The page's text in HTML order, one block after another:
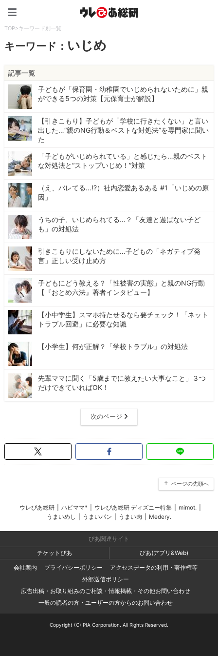
TOP>キーワード別一覧
キーワード： いじめ
記事一覧
子どもが「保育園・幼稚園でいじめられないために」親
ができる5つの対策【元保育士が解説】
【引きこもり】子どもが「学校に行きたくない」と言い
出した…“親のNG行動＆ベストな対処法”を専門家に聞い
た
「子どもがいじめられている」と感じたら…親のベスト
な対処法と“ストップいじめ！”対策
（え、バレてる…!?）社内恋愛あるある #1「いじめの原
因」
うちの子、いじめられてる…？「友達と遊ばない子ど
も」の対処法
引きこもりにしないために…子どもの「ネガティブ発
言」正しい受け止め方
子どもにどう教える？「性被害の実態」と親のNG行動
【『おとめ六法』著者インタビュー】
【小中学生】スマホ持たせるなら要チェック！「ネット
トラブル回避」に必要な知識
【小学生】何が正解？「学校トラブル」の対処法
先輩ママに聞く「5歳までに教えたい大事なこと」３つ
だけできていればOK！
次のページ
ページの先頭へ
ウレぴあ総研 ハピママ* ウレぴあ総研 ディズニー特集 mimot.
うまいめし
うまいパン うまい肉 Medery.
ぴあ関連サイト
チケットぴあ
ぴあ(アプリ&Web)
会社案内
プライバシーポリシー
アクセスデータの利用・著作権等
外部送信ポリシー
広告出稿・お取り組みのご相談・情報掲載・その他お問い合わせ
一般の読者の方・ユーザーの方からのお問い合わせ
Copyright (C) PIA Corporation. All Rights Reserved.